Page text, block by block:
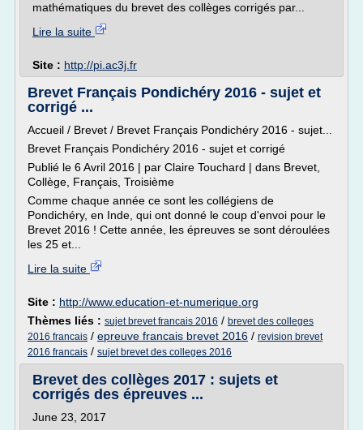
mathématiques du brevet des collèges corrigés par...
Lire la suite
Site : http://pi.ac3j.fr
Brevet Français Pondichéry 2016 - sujet et
corrigé ...
Accueil / Brevet / Brevet Français Pondichéry 2016 - sujet...
Brevet Français Pondichéry 2016 - sujet et corrigé
Publié le 6 Avril 2016 | par Claire Touchard | dans Brevet,
Collège, Français, Troisième
Comme chaque année ce sont les collégiens de
Pondichéry, en Inde, qui ont donné le coup d'envoi pour le
Brevet 2016 ! Cette année, les épreuves se sont déroulées
les 25 et...
Lire la suite
Site : http://www.education-et-numerique.org
Thèmes liés : sujet brevet francais 2016 / brevet des colleges
2016 francais / epreuve francais brevet 2016 / revision brevet
2016 francais / sujet brevet des colleges 2016
Brevet des collèges 2017 : sujets et
corrigés des épreuves ...
June 23, 2017